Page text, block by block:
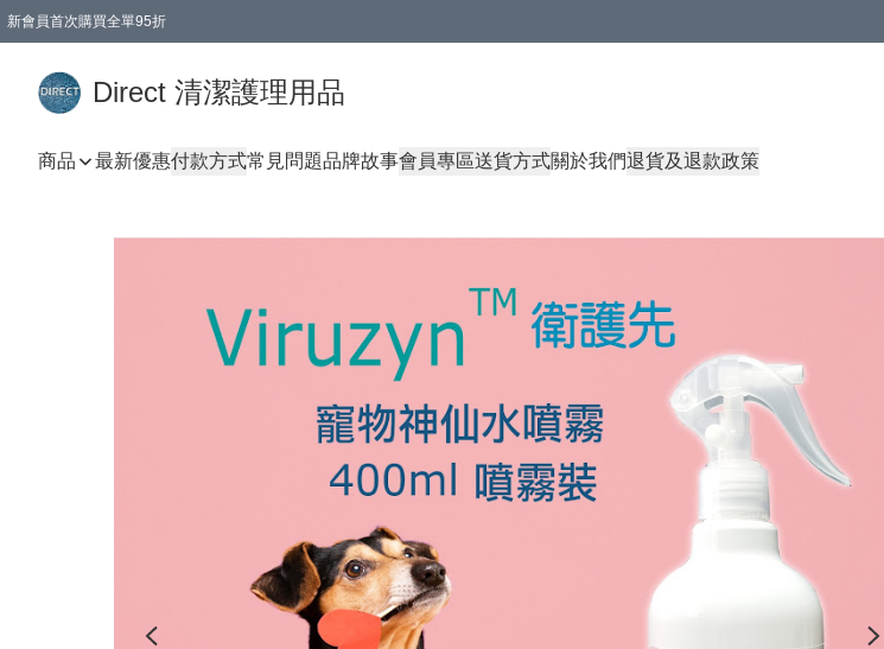
新會員首次購買全單95折
Direct 清潔護理用品
商品 最新優惠付款方式常見問題品牌故事會員專區送貨方式關於我們退貨及退款政策